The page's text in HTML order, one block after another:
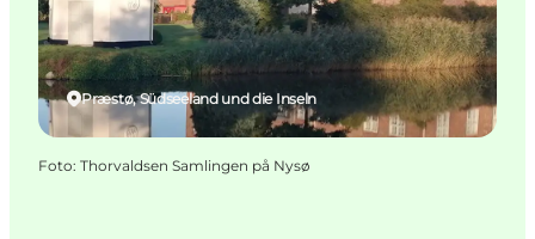
Unterkunft
Reise planen
Præstø, Südseeland und die Inseln
Foto: Thorvaldsen Samlingen på Nysø